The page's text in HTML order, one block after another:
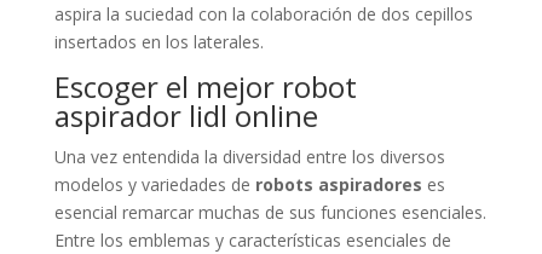
aspira la suciedad con la colaboración de dos cepillos
insertados en los laterales.
Escoger el mejor robot
aspirador lidl online
Una vez entendida la diversidad entre los diversos
modelos y variedades de robots aspiradores es
esencial remarcar muchas de sus funciones esenciales.
Entre los emblemas y características esenciales de